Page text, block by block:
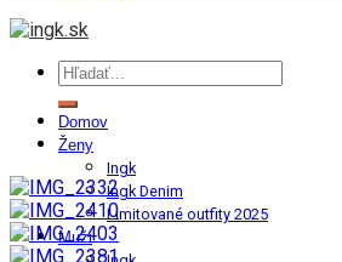
Domov
Ženy
Ingk
Ingk Denim
Limitované outfity 2025
Muži